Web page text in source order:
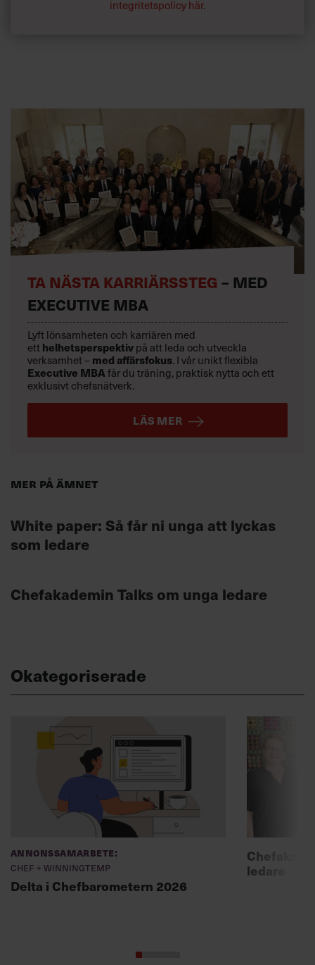
så stora ambitioner, jag kan inte begära att Hillary ska
integritetspolicy här.
Mer på ämnet
White paper: Så får ni unga att lyckas
som ledare
Chefakademin Talks om unga ledare
TA NÄSTA KARRIÄRSSTEG – MED
EXECUTIVE MBA
Lyft lönsamheten och karriären med
ett helhetsperspektiv på att leda och utveckla
verksamhet – med affärsfokus. I vår unikt flexibla
Executive MBAfår du träning, praktisk nytta och ett
exklusivt chefsnätverk.
LÄS MER
Okategoriserade
Annonssamarbete:
Chef + Winningtemp
Delta i Chefbarometern 2026
ledare